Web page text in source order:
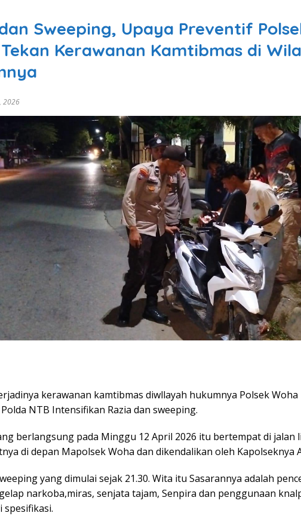
Sweeping, Upaya Preventif
Kerawanan Kamtibmas di
2026
kerawanan kamtibmas diwllayah hukumnya Polsek Woha
NTB Intensifikan Razia dan sweeping.
berlangsung pada Minggu 12 April 2026 itu bertempat di jalan
di depan Mapolsek Woha dan dikendalikan oleh Kapolseknya
yang dimulai sejak 21.30. Wita itu Sasarannya adalah
narkoba,miras, senjata tajam, Senpira dan penggunaan
spesifikasi.